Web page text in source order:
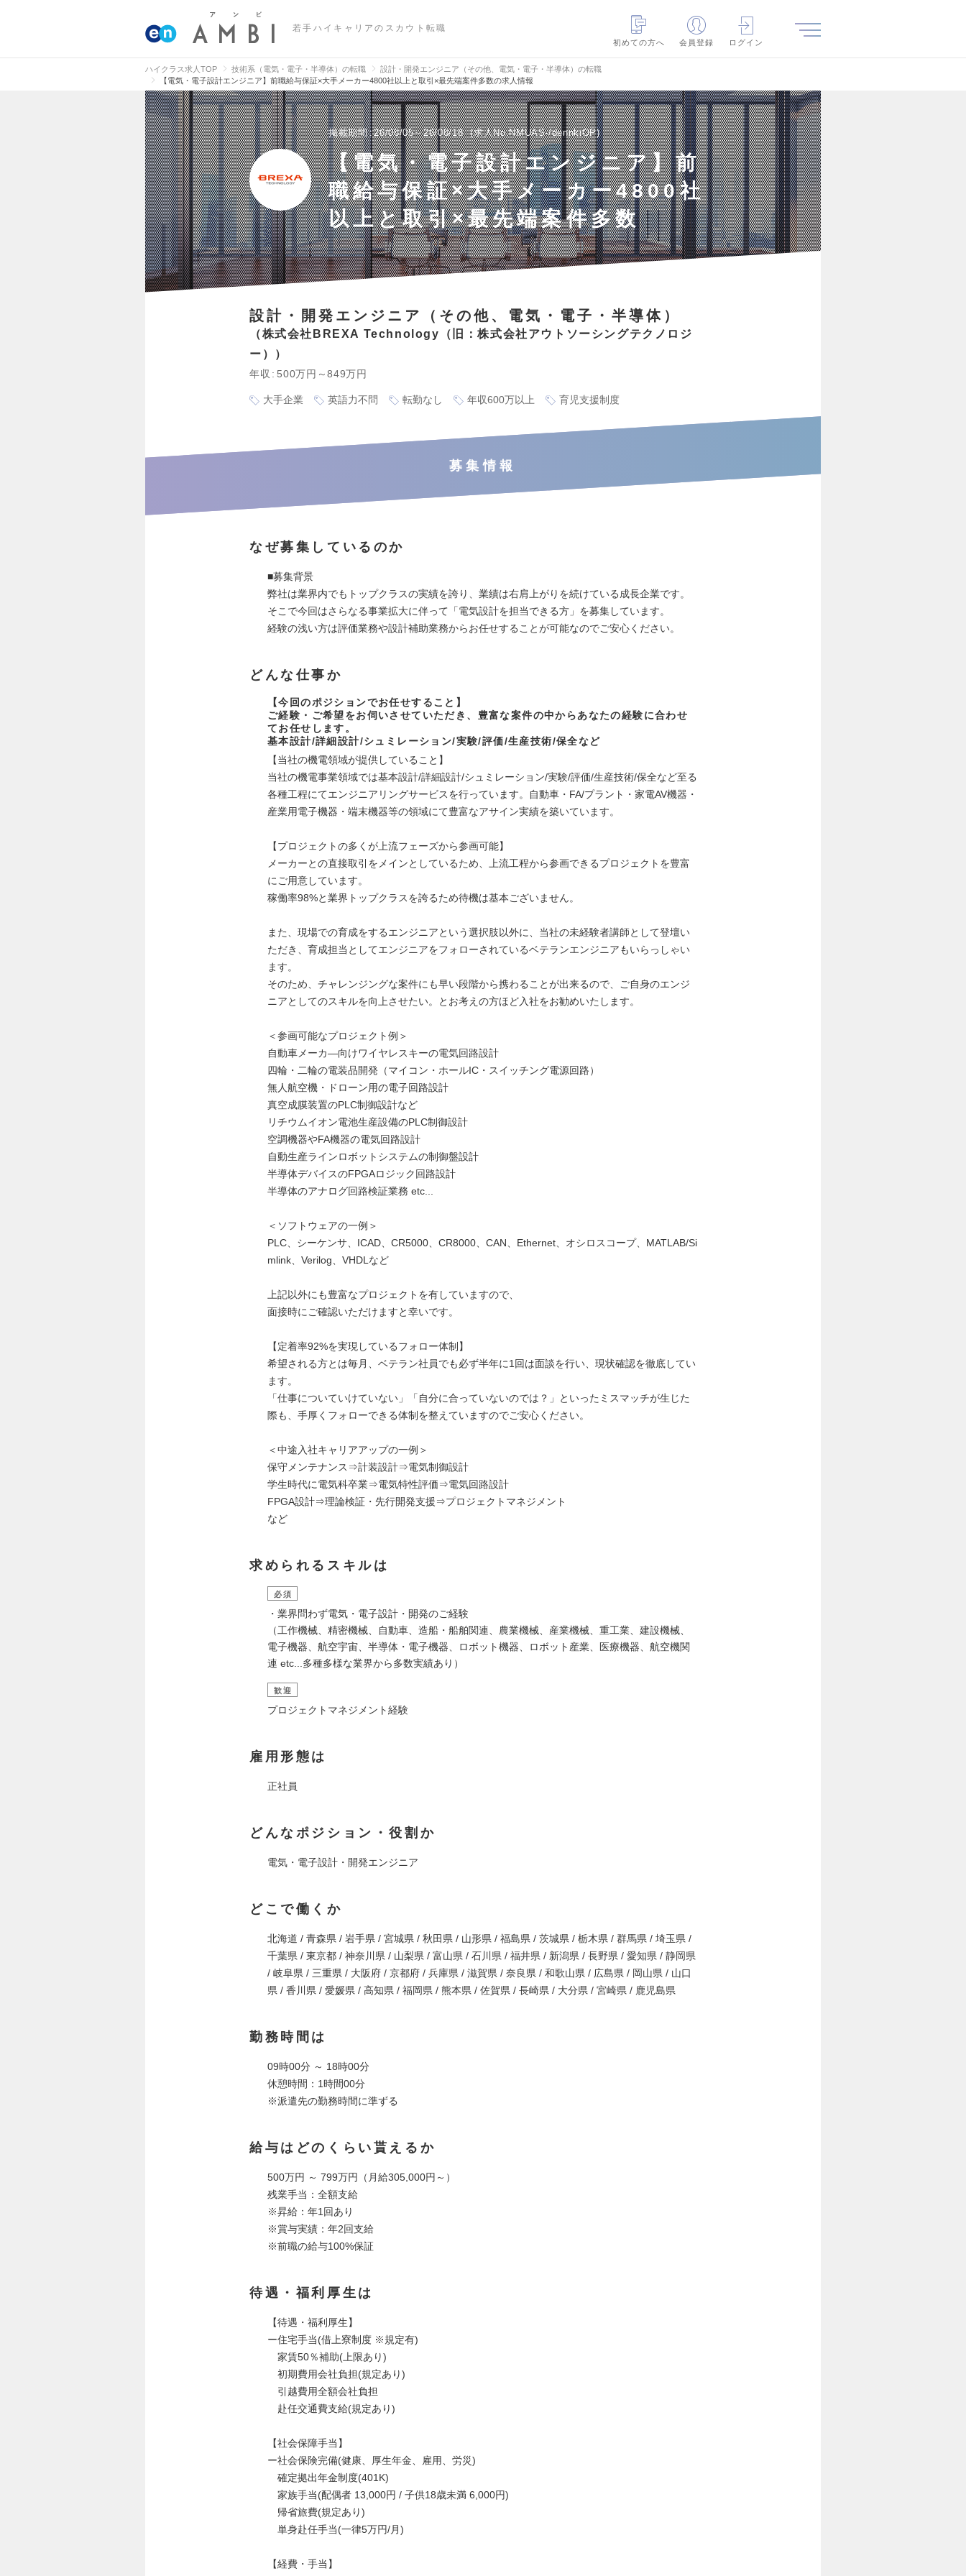
若手ハイキャリアのスカウト転職
初めての方へ
会員登録 ログイン
ハイクラス求人TOP 技術系（電気・電子・半導体）の転職
設計・開発エンジニア（その他、電気・電子・半導体）の転職
【電気・電子設計エンジニア】前職給与保証×大手メーカー4800社以上と取引×最先端案件多数の求人情報
掲載期間 26/08/05～26/08/18 求人No.NMUAS-/dennkiOP
【電気・電子設計エンジニア】前
職給与保証×大手メーカー4800社
以上と取引×最先端案件多数
設計・開発エンジニア（その他、電気・電子・半導体）
株式会社BREXA Technology（旧：株式会社アウトソーシングテクノロジ
ー）
年収 500万円～849万円
大手企業 英語力不問 転勤なし 年収600万以上 育児支援制度
募集情報
なぜ募集しているのか
■募集背景
弊社は業界内でもトップクラスの実績を誇り、業績は右肩上がりを続けている成長企業です。
そこで今回はさらなる事業拡大に伴って「電気設計を担当できる方」を募集しています。
経験の浅い方は評価業務や設計補助業務からお任せすることが可能なのでご安心ください。
どんな仕事か
【今回のポジションでお任せすること】
ご経験・ご希望をお伺いさせていただき、豊富な案件の中からあなたの経験に合わせ
てお任せします。
基本設計/詳細設計/シュミレーション/実験/評価/生産技術/保全など
【当社の機電領域が提供していること】
当社の機電事業領域では基本設計/詳細設計/シュミレーション/実験/評価/生産技術/保全など至る
各種工程にてエンジニアリングサービスを行っています。自動車・FA/プラント・家電AV機器・
産業用電子機器・端末機器等の領域にて豊富なアサイン実績を築いています。
【プロジェクトの多くが上流フェーズから参画可能】
メーカーとの直接取引をメインとしているため、上流工程から参画できるプロジェクトを豊富
にご用意しています。
稼働率98%と業界トップクラスを誇るため待機は基本ございません。
また、現場での育成をするエンジニアという選択肢以外に、当社の未経験者講師として登壇い
ただき、育成担当としてエンジニアをフォローされているベテランエンジニアもいらっしゃい
ます。
そのため、チャレンジングな案件にも早い段階から携わることが出来るので、ご自身のエンジ
ニアとしてのスキルを向上させたい。とお考えの方ほど入社をお勧めいたします。
＜参画可能なプロジェクト例＞
自動車メーカ―向けワイヤレスキーの電気回路設計
四輪・二輪の電装品開発（マイコン・ホールIC・スイッチング電源回路）
無人航空機・ドローン用の電子回路設計
真空成膜装置のPLC制御設計など
リチウムイオン電池生産設備のPLC制御設計
空調機器やFA機器の電気回路設計
自動生産ラインロボットシステムの制御盤設計
半導体デバイスのFPGAロジック回路設計
半導体のアナログ回路検証業務 etc...
＜ソフトウェアの一例＞
PLC、シーケンサ、ICAD、CR5000、CR8000、CAN、Ethernet、オシロスコープ、MATLAB/Si
mlink、Verilog、VHDLなど
上記以外にも豊富なプロジェクトを有していますので、
面接時にご確認いただけますと幸いです。
【定着率92%を実現しているフォロー体制】
希望される方とは毎月、ベテラン社員でも必ず半年に1回は面談を行い、現状確認を徹底してい
ます。
「仕事についていけていない」「自分に合っていないのでは？」といったミスマッチが生じた
際も、手厚くフォローできる体制を整えていますのでご安心ください。
＜中途入社キャリアアップの一例＞
保守メンテナンス⇒計装設計⇒電気制御設計
学生時代に電気科卒業⇒電気特性評価⇒電気回路設計
FPGA設計⇒理論検証・先行開発支援⇒プロジェクトマネジメント
など
求められるスキルは
必須
・業界問わず電気・電子設計・開発のご経験
（工作機械、精密機械、自動車、造船・船舶関連、農業機械、産業機械、重工業、建設機械、
電子機器、航空宇宙、半導体・電子機器、ロボット機器、ロボット産業、医療機器、航空機関
連 etc...多種多様な業界から多数実績あり）
歓迎
プロジェクトマネジメント経験
雇用形態は
正社員
どんなポジション・役割か
電気・電子設計・開発エンジニア
どこで働くか
北海道 / 青森県 / 岩手県 / 宮城県 / 秋田県 / 山形県 / 福島県 / 茨城県 / 栃木県 / 群馬県 / 埼玉県 /
千葉県 / 東京都 / 神奈川県 / 山梨県 / 富山県 / 石川県 / 福井県 / 新潟県 / 長野県 / 愛知県 / 静岡県
/ 岐阜県 / 三重県 / 大阪府 / 京都府 / 兵庫県 / 滋賀県 / 奈良県 / 和歌山県 / 広島県 / 岡山県 / 山口
県 / 香川県 / 愛媛県 / 高知県 / 福岡県 / 熊本県 / 佐賀県 / 長崎県 / 大分県 / 宮崎県 / 鹿児島県
勤務時間は
09時00分 ～ 18時00分
休憩時間：1時間00分
※派遣先の勤務時間に準ずる
給与はどのくらい貰えるか
500万円 ～ 799万円（月給305,000円～）
残業手当：全額支給
※昇給：年1回あり
※賞与実績：年2回支給
※前職の給与100%保証
待遇・福利厚生は
【待遇・福利厚生】
ー住宅手当(借上寮制度 ※規定有)
家賃50％補助(上限あり)
初期費用会社負担(規定あり)
引越費用全額会社負担
赴任交通費支給(規定あり)
【社会保障手当】
ー社会保険完備(健康、厚生年金、雇用、労災)
確定拠出年金制度(401K)
家族手当(配偶者 13,000円 / 子供18歳未満 6,000円)
帰省旅費(規定あり)
単身赴任手当(一律5万円/月)
【経費・手当】